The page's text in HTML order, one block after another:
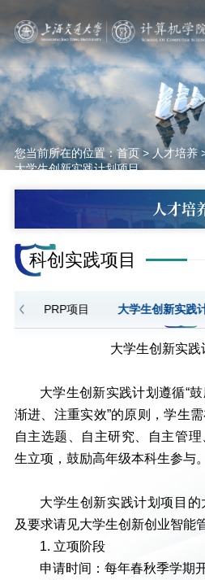
您当前所在的位置：首页>人才培养
大学生创新实践计划项目
人才培
科创实践项目
PRP项目 大学生创新实践
大学生创新实践
大学生创新实践计划遵循“
渐进、注重实效”的原则，学生
自主选题、自主研究、自主管
生立项，鼓励高年级本科生参与。
大学生创新实践计划项目的
及要求请见大学生创新创业智能
1. 立项阶段
申请时间：每年春秋季学期